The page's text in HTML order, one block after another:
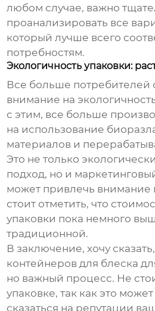
любом случае, важно
проанализировать все
который лучше всего
потребностям.
Экологичность упаковки:
Все больше
внимание на
с этим, все больше
на использование
материалов и
Это не только
подход, но и
может привлечь внимание
стоит отметить, что
упаковки пока немного
традиционной.
В заключение, хочу
контейнеров для блеска
но важный процесс. Не
упаковке, так как это
сказаться на репутации